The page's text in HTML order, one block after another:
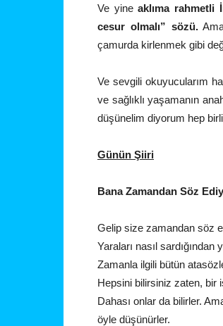
Ve yineaklıma rahmetli
cesur olmalı” sözü.
çamurda kirlenmek gibi
Ve sevgili okuyucularım
ve sağlıklı yaşamanın
düşünelim diyorum hep
Günün Şiiri
Bana Zamandan Söz
Gelip size zamandan söz
Yaraları nasıl
Zamanla ilgili bütün
Hepsini bilirsiniz zaten, bir
Dahası onlar da bilirler.
öyle düşünürler.